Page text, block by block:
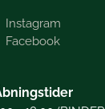
Instagram
Facebook